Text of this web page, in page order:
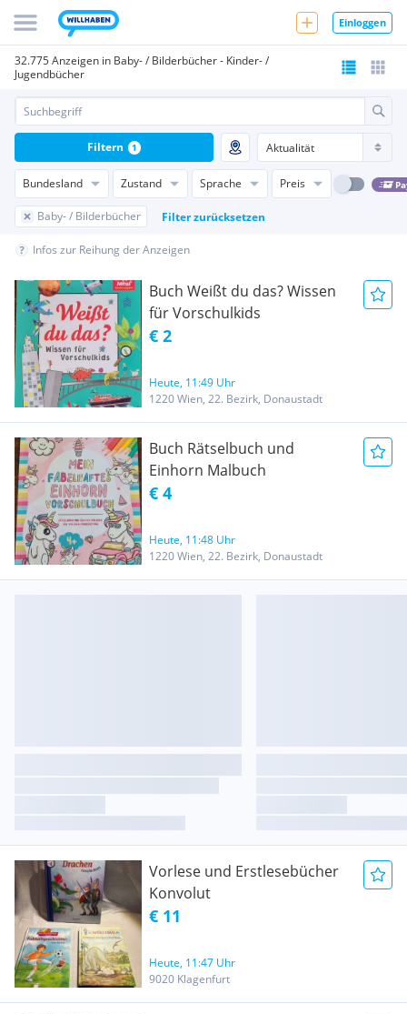
Einloggen
32.775 Anzeigen in Baby- / Bilderbücher - Kinder- /
Jugendbücher
Bundesland Zustand Sprache Preis
Baby- / Bilderbücher Filter zurücksetzen
Filtern 1
Infos zur Reihung der Anzeigen
Buch Weißt du das? Wissen
für Vorschulkids
€ 2
Heute, 11:49 Uhr
1220 Wien, 22. Bezirk, Donaustadt
Buch Rätselbuch und
Einhorn Malbuch
€ 4
Heute, 11:48 Uhr
1220 Wien, 22. Bezirk, Donaustadt
Vorlese und Erstlesebücher
Konvolut
€ 11
Heute, 11:47 Uhr
9020 Klagenfurt